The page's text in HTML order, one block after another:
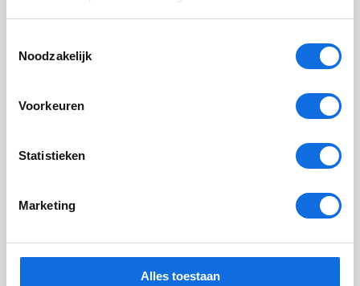
Noodzakelijk
Voorkeuren
Statistieken
Marketing
Alles toestaan
Meer actualiteiten